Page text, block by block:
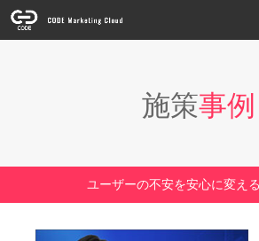
施策事例
ユーザーの不安を安心に変え